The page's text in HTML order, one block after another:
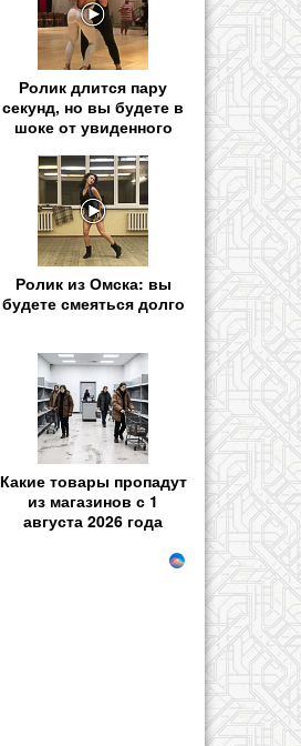
Ролик длится пару
секунд, но вы будете в
шоке от увиденного
Ролик из Омска: вы
будете смеяться долго
Какие товары пропадут
из магазинов с 1
августа 2026 года